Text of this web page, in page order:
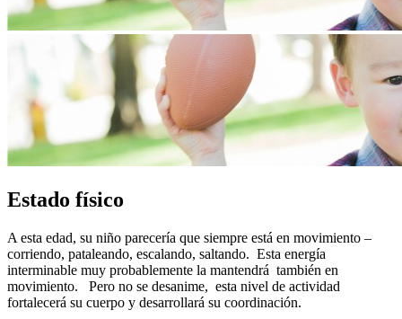
Estado físico
A esta edad, su niño parecería que siempre está en movimiento –
corriendo, pataleando, escalando, saltando. Esta energía
interminable muy probablemente la mantendrá también en
movimiento. Pero no se desanime, esta nivel de actividad
fortalecerá su cuerpo y desarrollará su coordinación.